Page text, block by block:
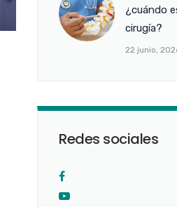
¿cuándo
cirugía?
22 junio,
Redes sociales